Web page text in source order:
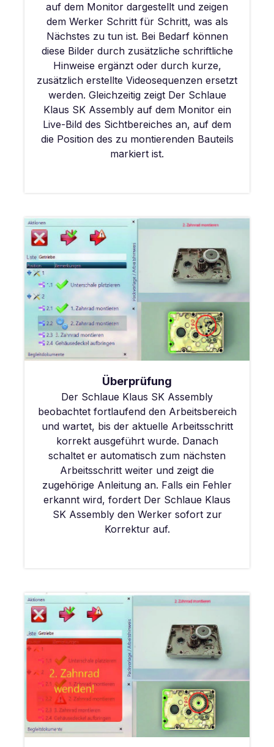
auf dem Monitor dargestellt und zeigen
dem Werker Schritt für Schritt, was als
Nächstes zu tun ist. Bei Bedarf können
diese Bilder durch zusätzliche schriftliche
Hinweise ergänzt oder durch kurze,
zusätzlich erstellte Videosequenzen ersetzt
werden. Gleichzeitig zeigt Der Schlaue
Klaus SK Assembly auf dem Monitor ein
Live-Bild des Sichtbereiches an, auf dem
die Position des zu montierenden Bauteils
markiert ist.
Überprüfung
Der Schlaue Klaus SK Assembly
beobachtet fortlaufend den Arbeitsbereich
und wartet, bis der aktuelle Arbeitsschritt
korrekt ausgeführt wurde. Danach
schaltet er automatisch zum nächsten
Arbeitsschritt weiter und zeigt die
zugehörige Anleitung an. Falls ein Fehler
erkannt wird, fordert Der Schlaue Klaus
SK Assembly den Werker sofort zur
Korrektur auf.